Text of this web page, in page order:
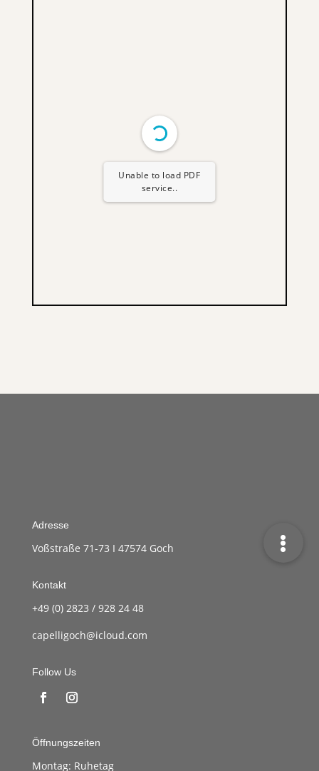
Unable to load PDF
service..
Adresse
Voßstraße 71-73 I 47574 Goch
Kontakt
+49 (0) 2823 / 928 24 48
capelligoch@icloud.com
Follow Us
Öffnungszeiten
Montag: Ruhetag